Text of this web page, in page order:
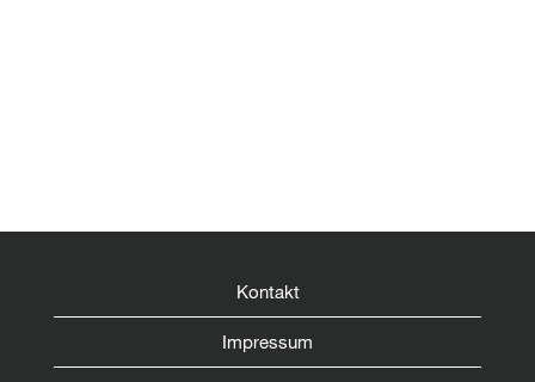
Kontakt
Impressum